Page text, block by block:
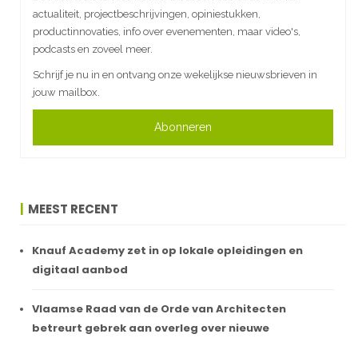
actualiteit, projectbeschrijvingen, opiniestukken,
productinnovaties, info over evenementen, maar video's,
podcasts en zoveel meer.
Schrijf je nu in en ontvang onze wekelijkse nieuwsbrieven in
jouw mailbox.
Abonneren
MEEST RECENT
Knauf Academy zet in op lokale opleidingen en
digitaal aanbod
Vlaamse Raad van de Orde van Architecten
betreurt gebrek aan overleg over nieuwe